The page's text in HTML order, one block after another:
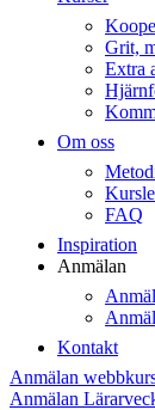
Grit,
Extra
Om oss
FAQ
Inspiration
Anmälan
Kontakt
Anmälan
Anmälan